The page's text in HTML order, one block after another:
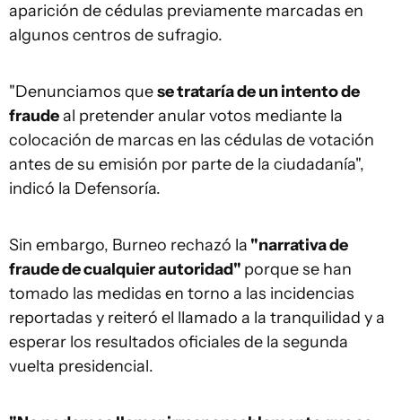
aparición de cédulas previamente marcadas en
algunos centros de sufragio.
"Denunciamos quese trataría de un intento de
fraudeal pretender anular votos mediante la
colocación de marcas en las cédulas de votación
antes de su emisión por parte de la ciudadanía",
indicó la Defensoría.
Sin embargo, Burneo rechazó la "narrativa de
fraude de cualquier autoridad" porque se han
tomado las medidas en torno a las incidencias
reportadas y reiteró el llamado a la tranquilidad y a
esperar los resultados oficiales de la segunda
vuelta presidencial.